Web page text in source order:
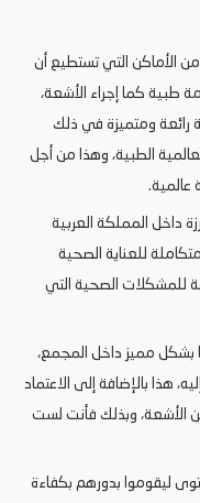
الأماكن التي تستطيع أن
طبية كما إجراء الأشعة،
ومتميزة في ذلك
الطبية، وهذا من أجل
عالمية.
داخل المملكة العربية
للعناية الصحية
للمشكلات الصحية التي
بشكل مميز داخل المجمع،
هذا بالإضافة إلى الاعتماد
الأشعة، وبذلك فأنت لست
ليقوموا بدورهم بكفاءة